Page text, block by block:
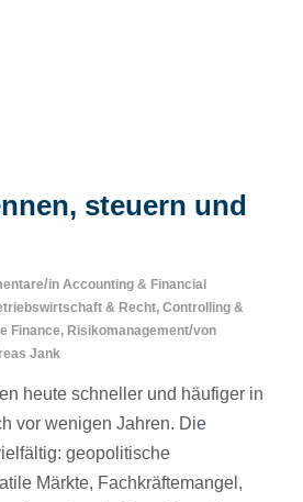
steuern und
/in Accounting & Financial
& Recht, Controlling &
Finance Risikomanagement/von
Jank
heute schneller und häufiger in
vor wenigen Jahren. Die
geopolitische
Märkte, Fachkräftemangel,